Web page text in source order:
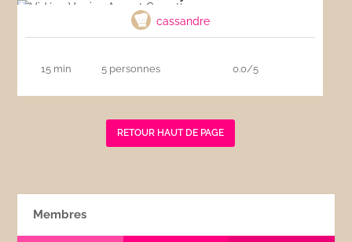
cassandre
15 min 5 personnes 0.0/5
RETOUR HAUT DE PAGE
Membres